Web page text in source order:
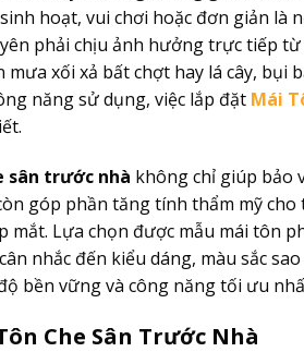
hoạt, vui chơi hoặc đơn giản là
phải chịu ảnh hưởng trực tiếp
mưa xối xả bất chợt hay lá cây, bụi
năng sử dụng, việc lắp đặt Mái
sân trước nhà không chỉ giúp bảo
góp phần tăng tính thẩm mỹ
mắt. Lựa chọn được mẫu mái tôn
nhắc đến kiểu dáng, màu sắc
bền vững và công năng tối ưu
Che Sân Trước Nhà